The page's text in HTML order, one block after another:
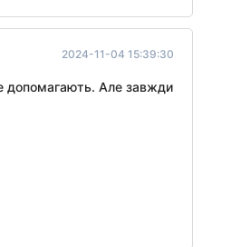
2024-11-04 15:39:30
допомагають. Але завжди